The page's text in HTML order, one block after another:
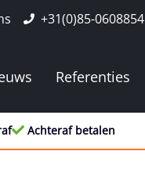
+31(0)85-0608854
Referenties
Achteraf betalen